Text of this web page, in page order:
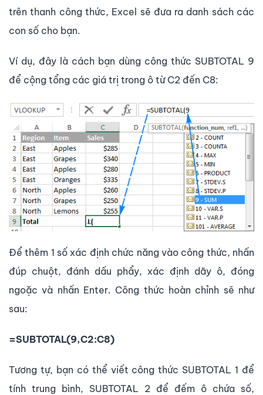
trên thanh công thức, Excel sẽ đưa ra danh sách các
con số cho bạn.
Ví dụ, đây là cách bạn dùng công thức SUBTOTAL 9
để cộng tổng các giá trị trong ô từ C2 đến C8:
Để thêm 1 số xác định chức năng vào công thức, nhấn
đúp chuột, đánh dấu phẩy, xác định dãy ô, đóng
ngoặc và nhấn Enter. Công thức hoàn chỉnh sẽ như
sau:
=SUBTOTAL(9,C2:C8)
Tương tự, bạn có thể viết công thức SUBTOTAL 1 để
tính trung bình, SUBTOTAL 2 để đếm ô chứa số,